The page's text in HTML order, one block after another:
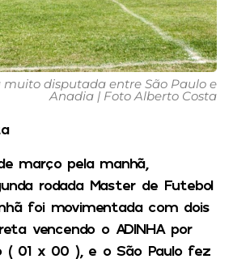
disputada entre São Paulo e
Anadia | Foto Alberto Costa
março pela manhã,
rodada Master de Futebol
foi movimentada com dois
vencendo o ADINHA por
01 x 00 ), e o São Paulo fez